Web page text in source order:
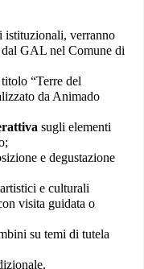
istituzionali, verranno
GAL nel Comune di
“Terre del
da Animado
sugli elementi
e degustazione
e culturali
visita guidata o
su temi di tutela